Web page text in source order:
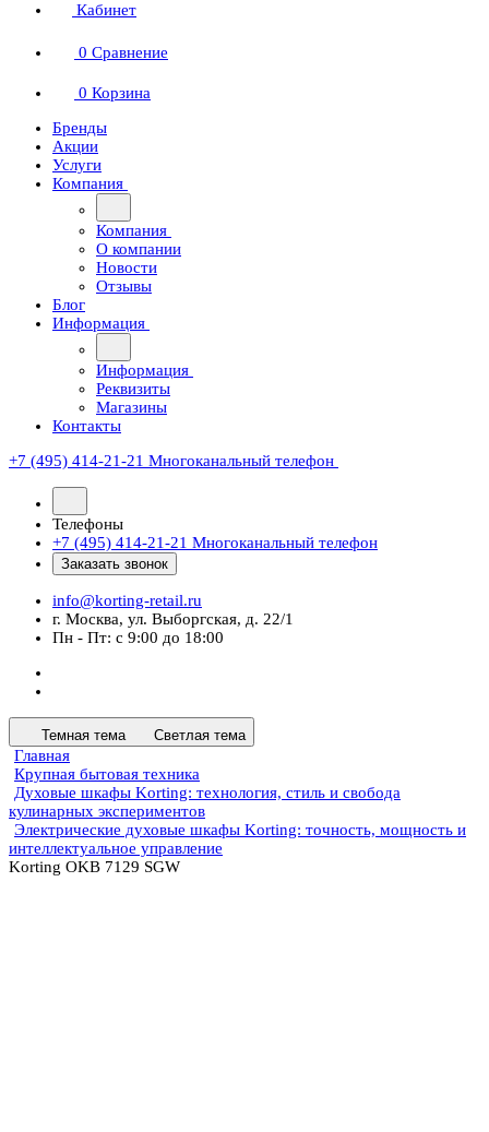
Кабинет
0 Сравнение
0 Корзина
Бренды
Акции
Услуги
Компания
Компания
О компании
Новости
Отзывы
Блог
Информация
Информация
Реквизиты
Магазины
Контакты
+7 (495) 414-21-21 Многоканальный телефон
Телефоны
+7 (495) 414-21-21 Многоканальный телефон
Заказать звонок
info@korting-retail.ru
г. Москва, ул. Выборгская, д. 22/1
Пн - Пт: с 9:00 до 18:00
Темная тема Светлая тема
Главная
Крупная бытовая техника
Духовые шкафы Korting: технология, стиль и свобода
кулинарных экспериментов
Электрические духовые шкафы Korting: точность, мощность и
интеллектуальное управление
Korting OKB 7129 SGW